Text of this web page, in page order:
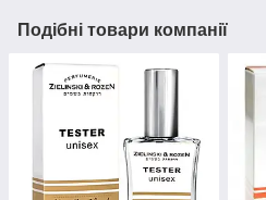
Подібні товари компанії